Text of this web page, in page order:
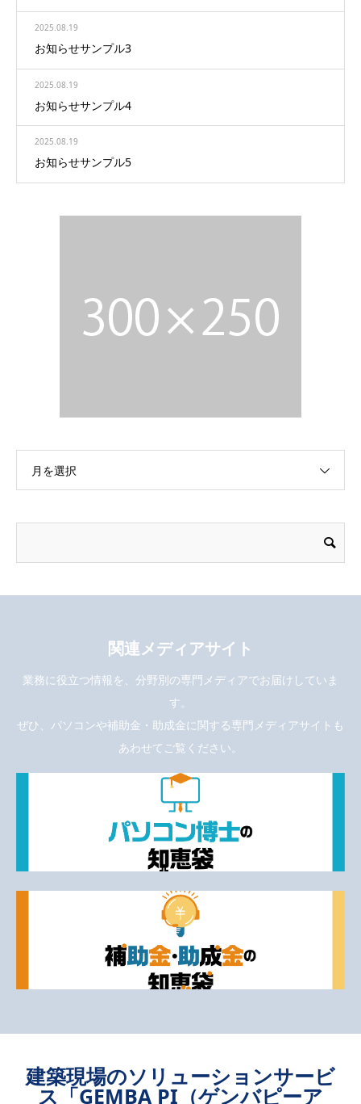
2025.08.19
お知らせサンプル3
2025.08.19
お知らせサンプル4
2025.08.19
お知らせサンプル5
月を選択
関連メディアサイト
業務に役立つ情報を、分野別の専門メディアでお届けしていま
す。
ぜひ、パソコンや補助金・助成金に関する専門メディアサイトも
あわせてご覧ください。
建築現場のソリューションサービ
ス「GEMBA PI（ゲンバピーア